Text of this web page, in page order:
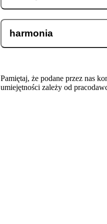
harmonia
Pamiętaj, że podane przez nas
umiejętności zależy od